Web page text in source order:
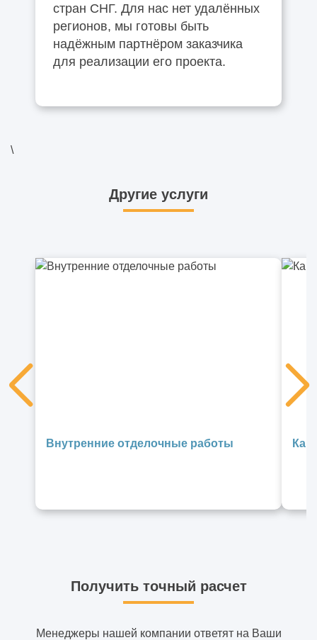
стран СНГ. Для нас нет удалённых
регионов, мы готовы быть
надёжным партнёром заказчика
для реализации его проекта.
\
Другие услуги
Внутренние отделочные работы
Получить точный расчет
Менеджеры нашей компании ответят на Ваши